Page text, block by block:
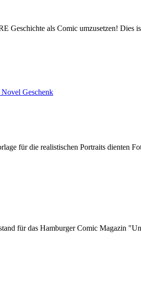
als Comic umzusetzen! Dies
für die realistischen Portraits dienten
für das Hamburger Comic Magazin